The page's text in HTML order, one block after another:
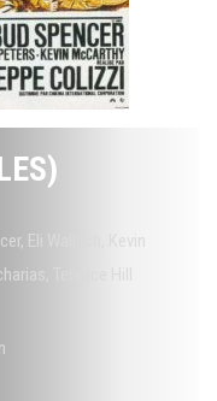
, Eli Wallach
Kevin